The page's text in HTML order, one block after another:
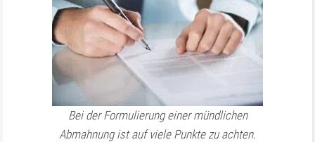
Bei der Formulierung einer mündlichen
Abmahnung ist auf viele Punkte zu achten.